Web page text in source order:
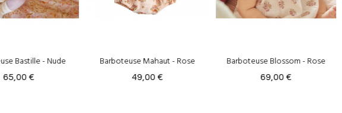
Mahaut - Rose
49,00 €
Barboteuse Blossom - Rose
69,00 € 49,00 €